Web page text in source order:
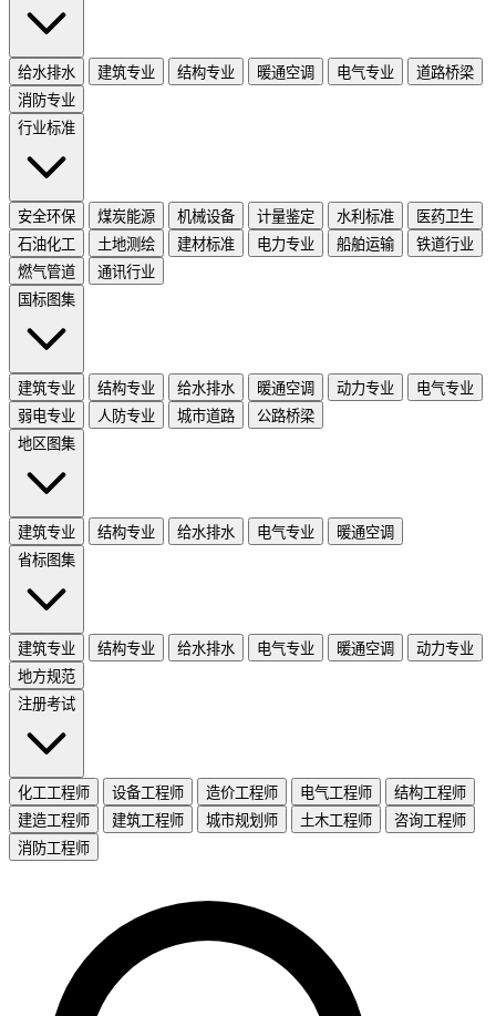
给水排水 建筑专业 结构专业 暖通空调 电气专业
道路桥梁
消防专业
行业标准
安全环保 煤炭能源 机械设备 计量鉴定 水利标准
医药卫生
石油化工
土地测绘 建材标准 电力专业 船舶运输
铁道行业
燃气管道
通讯行业
国标图集
建筑专业 结构专业 给水排水 暖通空调 动力专业
电气专业
弱电专业
人防专业 城市道路
公路桥梁
地区图集
建筑专业 结构专业 给水排水 电气专业
暖通空调
省标图集
建筑专业 结构专业 给水排水 电气专业 暖通空调
动力专业
地方规范
注册考试
化工工程师 设备工程师 造价工程师 电气工程师
结构工程师
建造工程师
建筑工程师 城市规划师 土木工程师
咨询工程师
消防工程师